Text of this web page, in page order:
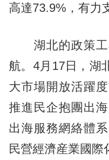
高達73.9%，有力
湖北的政策工
航。4月17日，湖
大市場開放活躍
推進民企抱團出
出海服務網絡體
民營經濟産業國際